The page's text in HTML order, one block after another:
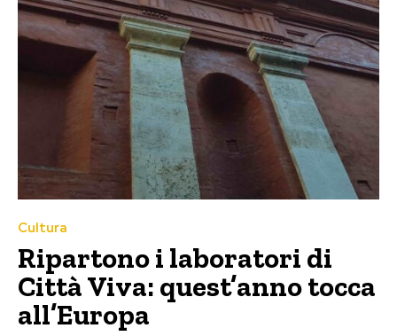
Cultura
Ripartono i laboratori di
Città Viva: quest’anno tocca
all’Europa